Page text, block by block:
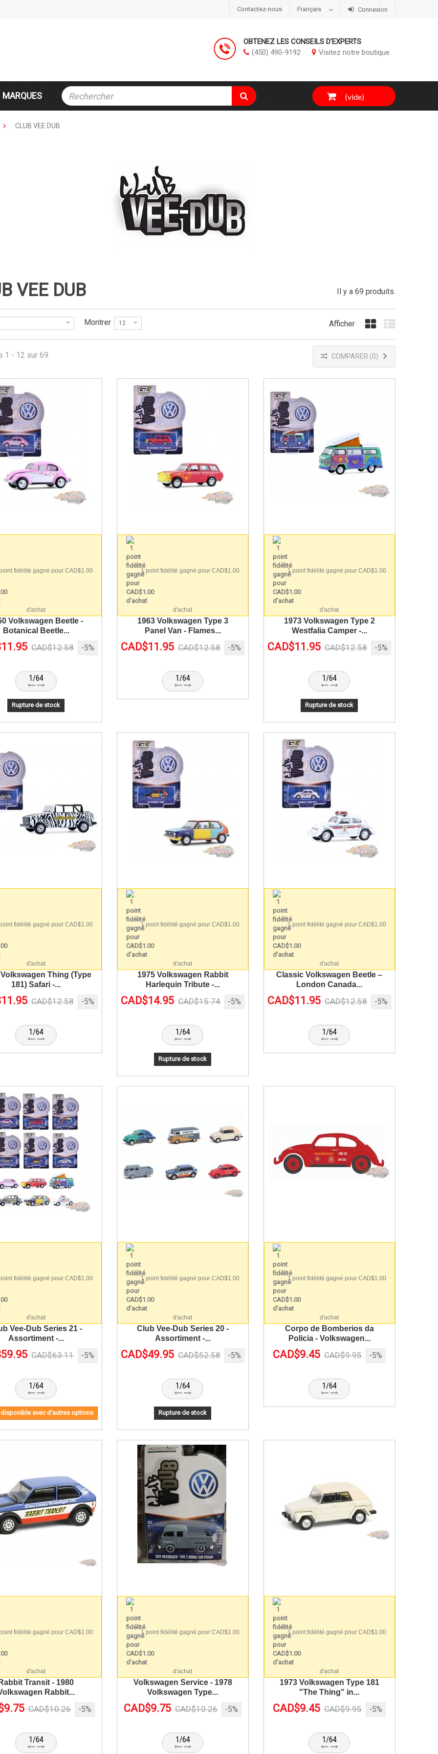
Connexion
Français
Contactez-nous
OBTENEZ LES CONSEILS D'EXPERTS
(450) 490-9192
Visitez notre boutique
MARQUES (vide)
CLUB VEE DUB
VEE DUB Il y a 69 produits.
Afficher
Montrer 12
COMPARER (0)
1 - 12 sur 69.
fidélité gagné pour CAD$1.00
d'achat
Volkswagen Beetle -
Botanical Beetle...
CAD$12.58 -5%
1/64
Rupture de stock
1 point fidélité gagné pour CAD$1.00
d'achat
1963 Volkswagen Type 3
Panel Van - Flames...
CAD$11.95 CAD$12.58 -5%
1/64
1 point fidélité gagné pour CAD$1.00
d'achat
1973 Volkswagen Type 2
Westfalia Camper -...
CAD$11.95 CAD$12.58 -5%
1/64
Rupture de stock
fidélité gagné pour CAD$1.00
d'achat
Thing (Type
181) Safari -...
CAD$12.58 -5%
1/64
1 point fidélité gagné pour CAD$1.00
d'achat
1975 Volkswagen Rabbit
Harlequin Tribute -...
CAD$14.95 CAD$15.74 -5%
1/64
Rupture de stock
1 point fidélité gagné pour CAD$1.00
d'achat
Classic Volkswagen Beetle –
London Canada...
CAD$11.95 CAD$12.58 -5%
1/64
fidélité gagné pour CAD$1.00
d'achat
Vee-Dub Series 21 -
Assortiment -...
CAD$63.11 -5%
1/64
avec d'autres options
1 point fidélité gagné pour CAD$1.00
d'achat
Club Vee-Dub Series 20 -
Assortiment -...
CAD$49.95 CAD$52.58 -5%
1/64
Rupture de stock
1 point fidélité gagné pour CAD$1.00
d'achat
Corpo de Bomberios da
Policia - Volkswagen...
CAD$9.45 CAD$9.95 -5%
1/64
fidélité gagné pour CAD$1.00
d'achat
Transit - 1980
Rabbit...
CAD$10.26 -5%
1/64
1 point fidélité gagné pour CAD$1.00
d'achat
Volkswagen Service - 1978
Volkswagen Type...
CAD$9.75 CAD$10.26 -5%
1/64
1 point fidélité gagné pour CAD$1.00
d'achat
1973 Volkswagen Type 181
"The Thing" in...
CAD$9.45 CAD$9.95 -5%
1/64